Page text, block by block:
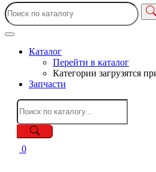
Каталог
Перейти в каталог
Категории загрузятся
Запчасти
0